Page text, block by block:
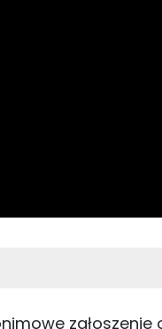
zgłoszenie